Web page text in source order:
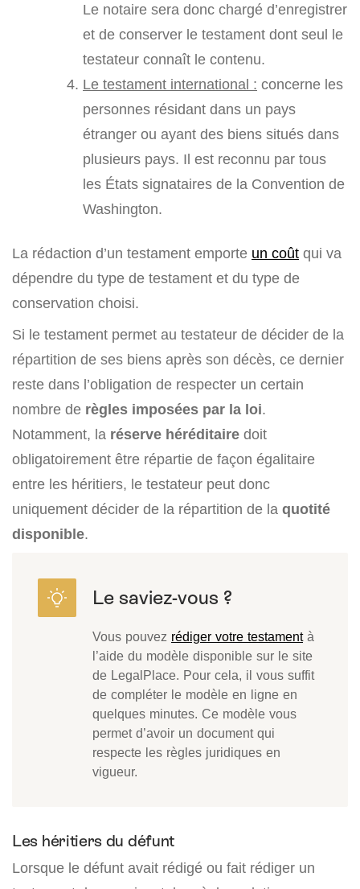
Le notaire sera donc chargé d’enregistrer
et de conserver le testament dont seul le
testateur connaît le contenu.
Le testament international : concerne les
personnes résidant dans un pays
étranger ou ayant des biens situés dans
plusieurs pays. Il est reconnu par tous
les États signataires de la Convention de
Washington.
La rédaction d’un testament emporte un coût qui va
dépendre du type de testament et du type de
conservation choisi.
Si le testament permet au testateur de décider de la
répartition de ses biens après son décès, ce dernier
reste dans l’obligation de respecter un certain
nombre de règles imposées par la loi.
Notamment, la réserve héréditaire doit
obligatoirement être répartie de façon égalitaire
entre les héritiers, le testateur peut donc
uniquement décider de la répartition de la quotité
disponible.
Vous pouvez rédiger votre testamentà
l’aide du modèle disponible sur le site
de LegalPlace. Pour cela, il vous suffit
de compléter le modèle en ligne en
quelques minutes. Ce modèle vous
permet d’avoir un document qui
respecte les règles juridiques en
vigueur.
Les héritiers du défunt
Lorsque le défunt avait rédigé ou fait rédiger un